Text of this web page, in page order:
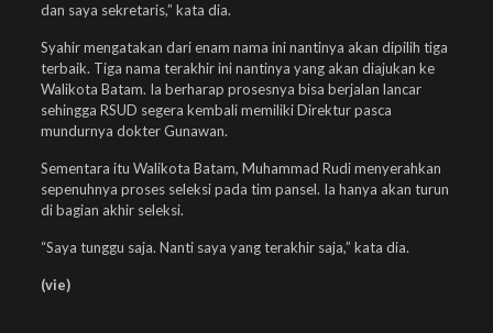
dan saya sekretaris,” kata dia.
Syahir mengatakan dari enam nama ini nantinya akan dipilih tiga
terbaik. Tiga nama terakhir ini nantinya yang akan diajukan ke
Walikota Batam. Ia berharap prosesnya bisa berjalan lancar
sehingga RSUD segera kembali memiliki Direktur pasca
mundurnya dokter Gunawan.
Sementara itu Walikota Batam, Muhammad Rudi menyerahkan
sepenuhnya proses seleksi pada tim pansel. Ia hanya akan turun
di bagian akhir seleksi.
“Saya tunggu saja. Nanti saya yang terakhir saja,” kata dia.
(vie)